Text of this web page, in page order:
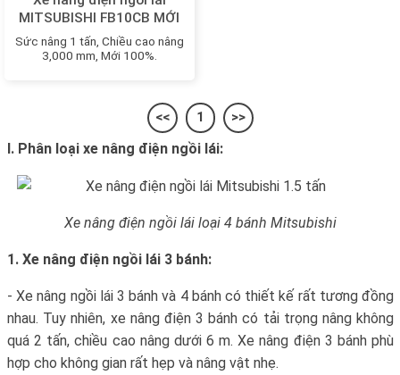
MITSUBISHI FB10CB MỚI
100%
Sức nâng 1 tấn, Chiều cao nâng
3,000 mm, Mới 100%.
<< 1 >>
I. Phân loại xe nâng điện ngồi lái:
Xe nâng điện ngồi lái loại 4 bánh Mitsubishi
1. Xe nâng điện ngồi lái 3 bánh:
- Xe nâng ngồi lái 3 bánh và 4 bánh có thiết kế rất tương đồng
nhau. Tuy nhiên, xe nâng điện 3 bánh có tải trọng nâng không
quá 2 tấn, chiều cao nâng dưới 6 m. Xe nâng điện 3 bánh phù
hợp cho không gian rất hẹp và nâng vật nhẹ.